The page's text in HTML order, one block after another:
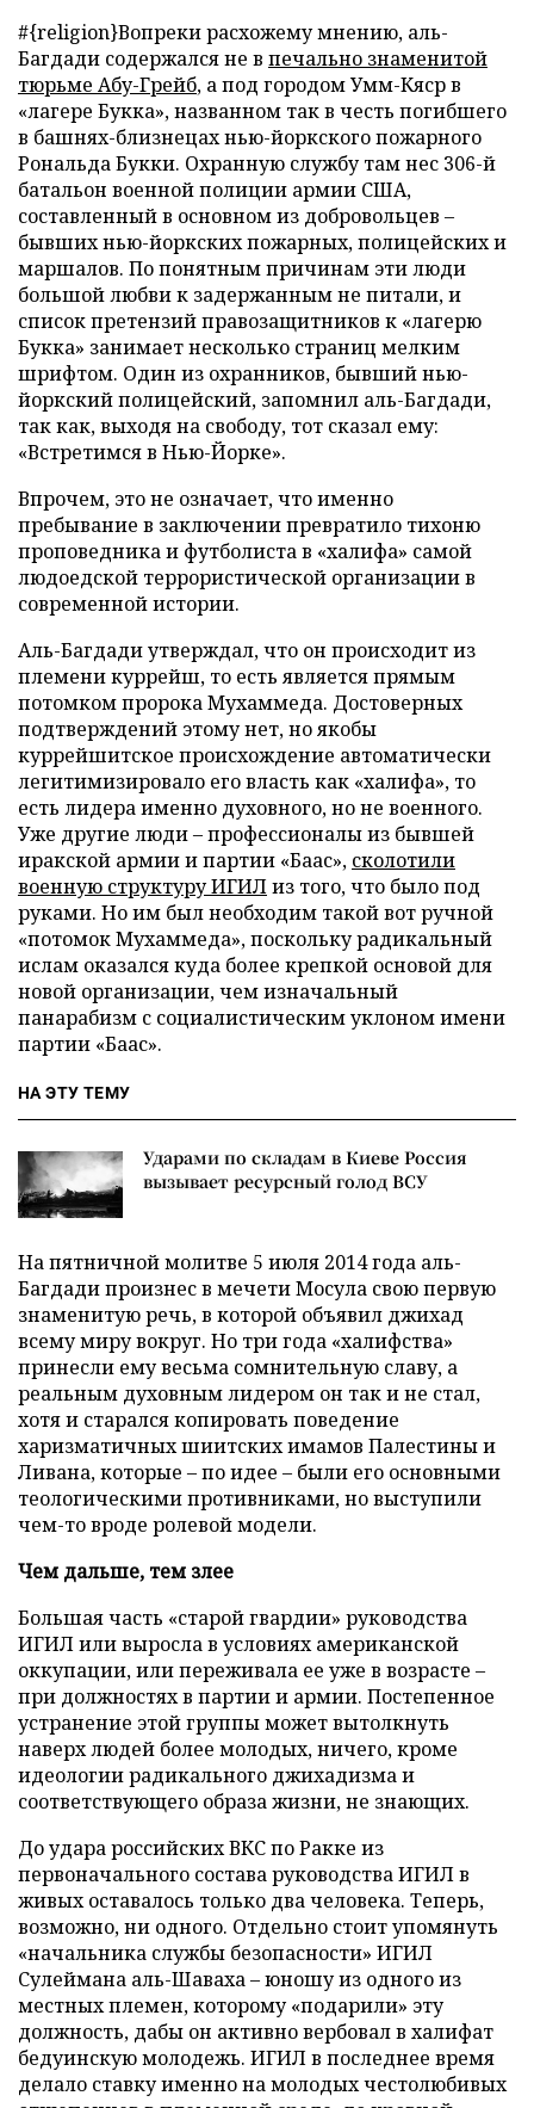
#{religion}Вопреки расхожему мнению, аль-
Багдади содержался не в печально знаменитой
тюрьме Абу-Грейб, а под городом Умм-Кяср в
«лагере Букка», названном так в честь погибшего
в башнях-близнецах нью-йоркского пожарного
Рональда Букки. Охранную службу там нес 306-й
батальон военной полиции армии США,
составленный в основном из добровольцев –
бывших нью-йоркских пожарных, полицейских и
маршалов. По понятным причинам эти люди
большой любви к задержанным не питали, и
список претензий правозащитников к «лагерю
Букка» занимает несколько страниц мелким
шрифтом. Один из охранников, бывший нью-
йоркский полицейский, запомнил аль-Багдади,
так как, выходя на свободу, тот сказал ему:
«Встретимся в Нью-Йорке».
Впрочем, это не означает, что именно
пребывание в заключении превратило тихоню
проповедника и футболиста в «халифа» самой
людоедской террористической организации в
современной истории.
Аль-Багдади утверждал, что он происходит из
племени куррейш, то есть является прямым
потомком пророка Мухаммеда. Достоверных
подтверждений этому нет, но якобы
куррейшитское происхождение автоматически
легитимизировало его власть как «халифа», то
есть лидера именно духовного, но не военного.
Уже другие люди – профессионалы из бывшей
иракской армии и партии «Баас», сколотили
военную структуру ИГИЛиз того, что было под
руками. Но им был необходим такой вот ручной
«потомок Мухаммеда», поскольку радикальный
ислам оказался куда более крепкой основой для
новой организации, чем изначальный
панарабизм с социалистическим уклоном имени
партии «Баас».
НА ЭТУ ТЕМУ
Ударами по складам в Киеве Россия
вызывает ресурсный голод ВСУ
На пятничной молитве 5 июля 2014 года аль-
Багдади произнес в мечети Мосула свою первую
знаменитую речь, в которой объявил джихад
всему миру вокруг. Но три года «халифства»
принесли ему весьма сомнительную славу, а
реальным духовным лидером он так и не стал,
хотя и старался копировать поведение
харизматичных шиитских имамов Палестины и
Ливана, которые – по идее – были его основными
теологическими противниками, но выступили
чем-то вроде ролевой модели.
Чем дальше, тем злее
Большая часть «старой гвардии» руководства
ИГИЛ или выросла в условиях американской
оккупации, или переживала ее уже в возрасте –
при должностях в партии и армии. Постепенное
устранение этой группы может вытолкнуть
наверх людей более молодых, ничего, кроме
идеологии радикального джихадизма и
соответствующего образа жизни, не знающих.
До удара российских ВКС по Ракке из
первоначального состава руководства ИГИЛ в
живых оставалось только два человека. Теперь,
возможно, ни одного. Отдельно стоит упомянуть
«начальника службы безопасности» ИГИЛ
Сулеймана аль-Шаваха – юношу из одного из
местных племен, которому «подарили» эту
должность, дабы он активно вербовал в халифат
бедуинскую молодежь. ИГИЛ в последнее время
делало ставку именно на молодых честолюбивых